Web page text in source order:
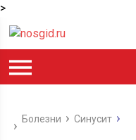
>
Болезни Синусит